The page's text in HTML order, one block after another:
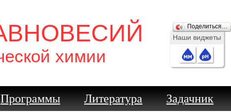
химии
Поделиться…
Наши виджеты
Программы Литература Задачник